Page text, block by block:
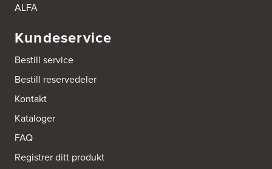
ALFA
Kundeservice
Bestill service
Bestill reservedeler
Kontakt
Kataloger
FAQ
Registrer ditt produkt